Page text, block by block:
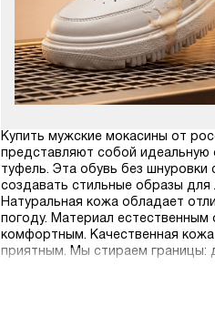
Купить мужские мокасины от
представляют собой
туфель. Эта обувь без
создавать стильные образы
Натуральная кожа обладает
погоду. Материал
комфортным. Качественная
приятным. Мы стираем границы: